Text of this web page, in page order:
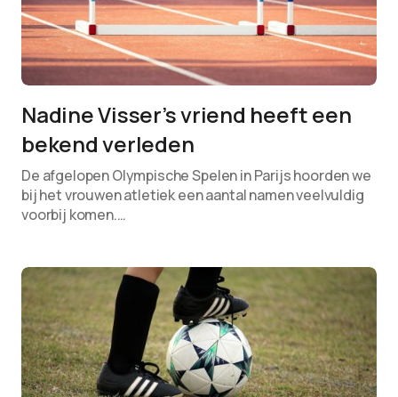
Nadine Visser’s vriend heeft een
bekend verleden
De afgelopen Olympische Spelen in Parijs hoorden we
bij het vrouwen atletiek een aantal namen veelvuldig
voorbij komen.…